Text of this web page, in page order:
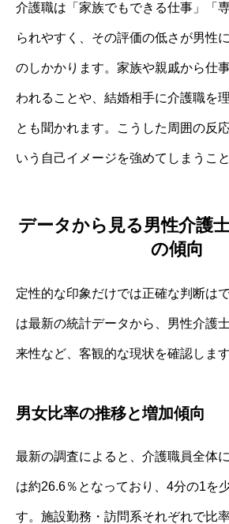
介護職は「家族でもできる仕事」「
られやすく、その評価の低さが男性
のしかかります。家族や親戚から仕
われることや、結婚相手に介護職を
とも聞かれます。こうした周囲の反
いう自己イメージを強めてしまうこ
データから見る男性介護
の傾向
定性的な印象だけでは正確な判断は
は最新の統計データから、男性介護
来性など、客観的な現状を確認します
男女比率の推移と増加傾向
最新の調査によると、介護職員全体
は約26.6％となっており、4分の1を
す。施設勤務・訪問系それぞれで比